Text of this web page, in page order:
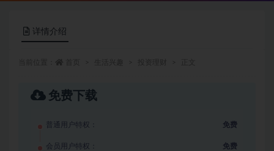
详情介绍
免费下载
普通用户特权： 免费
会员用户特权： 免费